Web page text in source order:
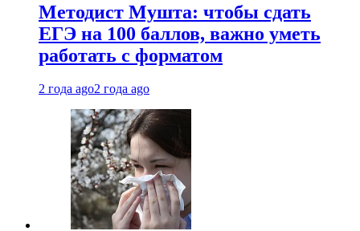
Методист Мушта: чтобы сдать
ЕГЭ на 100 баллов, важно уметь
работать с форматом
2 года ago2 года ago